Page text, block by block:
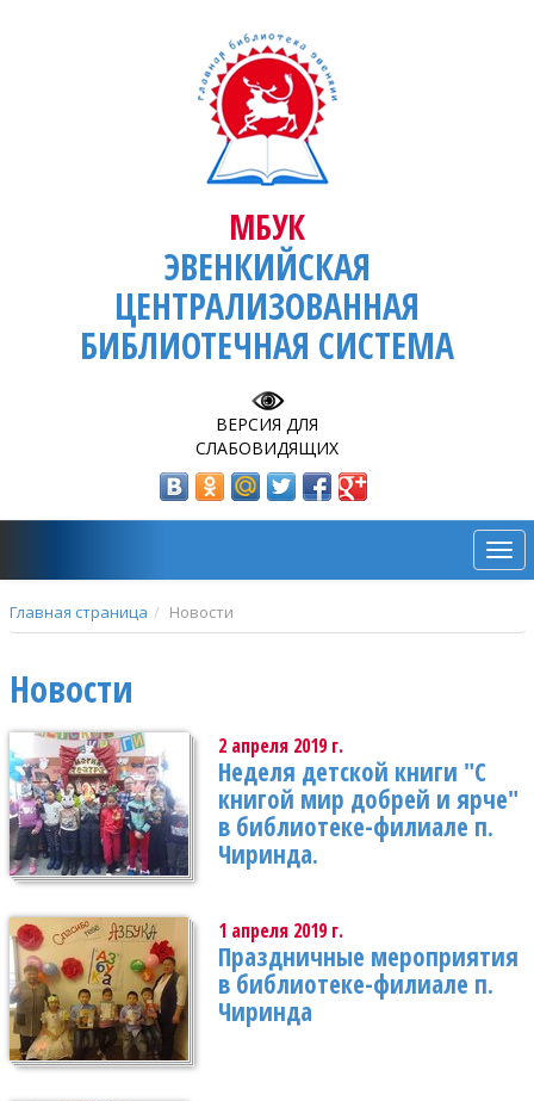
МБУК
ЭВЕНКИЙСКАЯ
ЦЕНТРАЛИЗОВАННАЯ
БИБЛИОТЕЧНАЯ СИСТЕМА
ВЕРСИЯ ДЛЯ
СЛАБОВИДЯЩИХ
Главная страница Новости
Новости
2 апреля 2019 г.
Неделя детской книги "С
книгой мир добрей и ярче"
в библиотеке-филиале п.
Чиринда.
1 апреля 2019 г.
Праздничные мероприятия
в библиотеке-филиале п.
Чиринда